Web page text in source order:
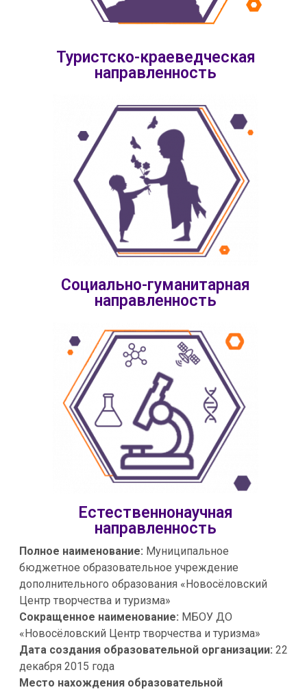
Туристско-краеведческая
направленность
Социально-гуманитарная
направленность
Естественнонаучная
направленность
Полное наименование: Муниципальное
бюджетное образовательное учреждение
дополнительного образования «Новосёловский
Центр творчества и туризма»
Сокращенное наименование: МБОУ ДО
«Новосёловский Центр творчества и туризма»
Дата создания образовательной организации: 22
декабря 2015 года
Место нахождения образовательной